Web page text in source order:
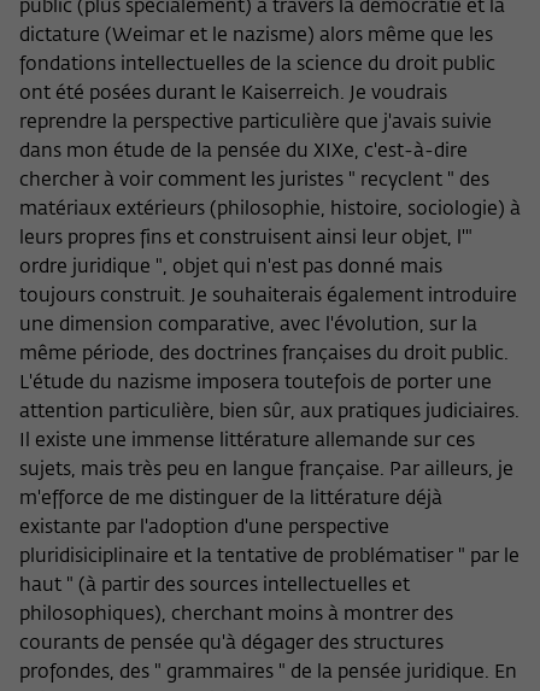
public (plus spécialement) à travers la démocratie et la
dictature (Weimar et le nazisme) alors même que les
fondations intellectuelles de la science du droit public
ont été posées durant le Kaiserreich. Je voudrais
reprendre la perspective particulière que j'avais suivie
dans mon étude de la pensée du XIXe, c'est-à-dire
chercher à voir comment les juristes " recyclent " des
matériaux extérieurs (philosophie, histoire, sociologie) à
leurs propres fins et construisent ainsi leur objet, l'"
ordre juridique ", objet qui n'est pas donné mais
toujours construit. Je souhaiterais également introduire
une dimension comparative, avec l'évolution, sur la
même période, des doctrines françaises du droit public.
L'étude du nazisme imposera toutefois de porter une
attention particulière, bien sûr, aux pratiques judiciaires.
Il existe une immense littérature allemande sur ces
sujets, mais très peu en langue française. Par ailleurs, je
m'efforce de me distinguer de la littérature déjà
existante par l'adoption d'une perspective
pluridisiciplinaire et la tentative de problématiser " par le
haut " (à partir des sources intellectuelles et
philosophiques), cherchant moins à montrer des
courants de pensée qu'à dégager des structures
profondes, des " grammaires " de la pensée juridique. En
Zweck
der/die Besucher:in durch eine Verlinkung
auf wiko-berlin.de weitergeleitet wurde.
Name _pk_ses
Anbieter Matomo
Zweck
Dieses kurzlebige Cookie wird dazu
verwendet, vorübergehend Daten über
den aktuellen Aufenthalt des Besuchs auf
der Webseite des Wissenschaftskollegs
zu speichern.
können